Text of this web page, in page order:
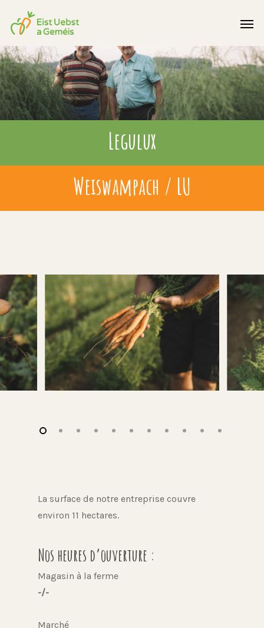
Legulux
Weiswampach / LU
La surface de notre entreprise couvre
environ 11 hectares.
Nos heures d’ouverture :
Magasin à la ferme
-/-
Marché